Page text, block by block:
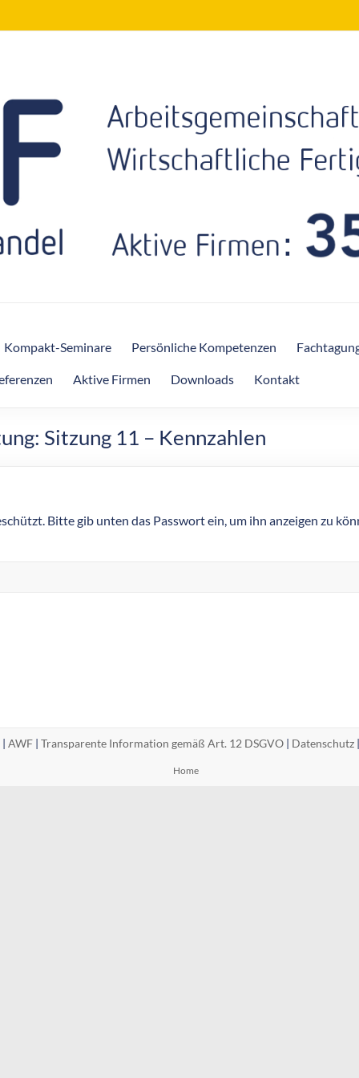
Kompakt-Seminare Persönliche Kompetenzen
Aktive Firmen Downloads Kontakt
Sitzung 11 – Kennzahlen
Bitte gib unten das Passwort ein, um ihn anzeigen zu
AWF | Transparente Information gemäß Art. 12 DSGVO | Datenschutz
Home